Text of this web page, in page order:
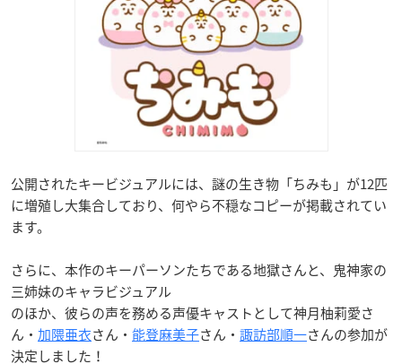
公開されたキービジュアルには、謎の生き物「ちみも」が12匹
に増殖し大集合しており、何やら不穏なコピーが掲載されてい
ます。
さらに、本作のキーパーソンたちである地獄さんと、鬼神家の
三姉妹のキャラビジュアル
のほか、彼らの声を務める声優キャストとして神月柚莉愛さ
ん・ 加隈亜衣さん・ 能登麻美子さん・ 諏訪部順一さんの参加が
決定しました！